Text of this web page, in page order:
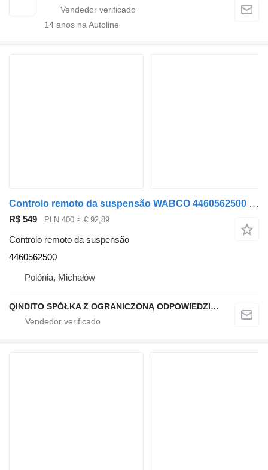
14 anos na Autoline
Controlo remoto da suspensão WABCO 4460562500 para camião tractor DAF XF / CF
R$ 549 PLN 400 ≈ € 92,89
Controlo remoto da suspensão
4460562500
Polónia, Michałów
QINDITO SPÓŁKA Z OGRANICZONĄ ODPOWIEDZIALNOŚCIĄ